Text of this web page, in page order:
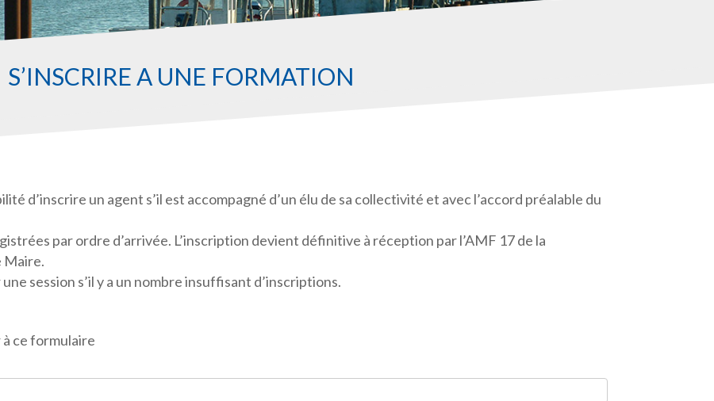
S’INSCRIRE À UNE FORMATION
d’inscrire un agent s’il est accompagné d’un élu de sa collectivité et avec l’accord préalable du
par ordre d’arrivée. L’inscription devient définitive à réception par l’AMF 17 de la
Maire.
session s’il y a un nombre insuffisant d’inscriptions.
ce formulaire